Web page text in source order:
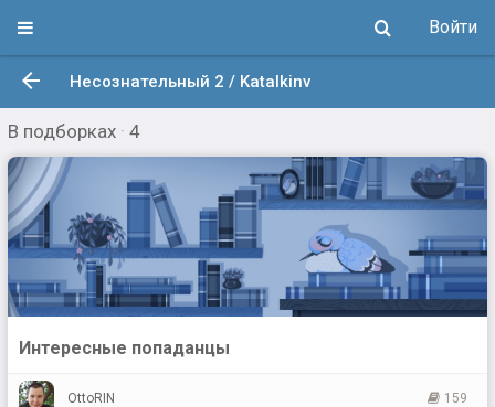
Войти
Несознательный 2 / Katalkinv
В подборках · 4
Интересные попаданцы
OttoRIN 159